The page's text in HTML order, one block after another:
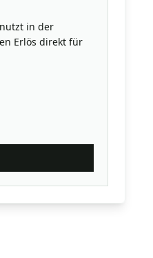
in der
Erlös direkt für